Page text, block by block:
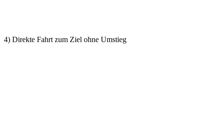
4) Direkte Fahrt zum Ziel ohne Umstieg